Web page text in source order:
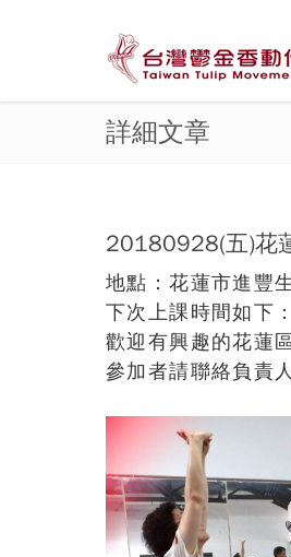
詳細文章
20180928(五)花
地點：花蓮市進豐
下次上課時間如
歡迎有興趣的花蓮
參加者請聯絡負責